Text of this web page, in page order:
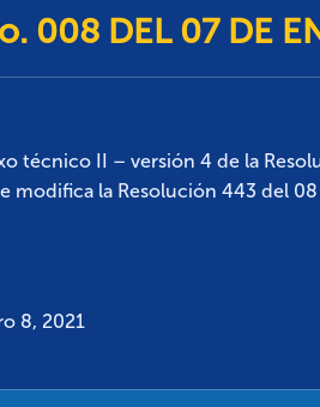
008 DEL 07 DE
técnico II – versión 4 de la
modifica la Resolución 443 del
8, 2021